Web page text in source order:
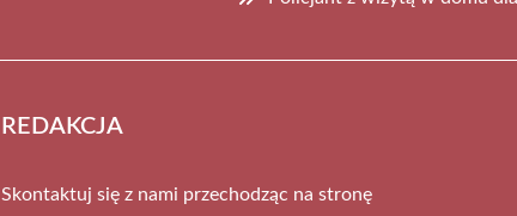
REDAKCJA
Skontaktuj się z nami przechodząc na stronę